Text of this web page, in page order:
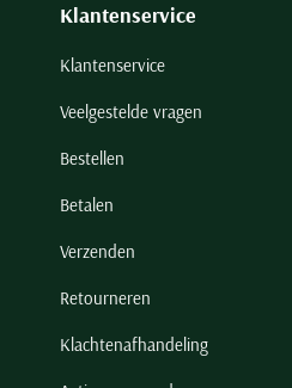
Klantenservice
Klantenservice
Veelgestelde vragen
Bestellen
Betalen
Verzenden
Retourneren
Klachtenafhandeling